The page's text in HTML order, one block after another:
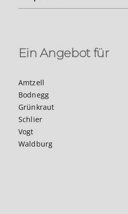
Ein Angebot für
Amtzell
Bodnegg
Grünkraut
Schlier
Vogt
Waldburg